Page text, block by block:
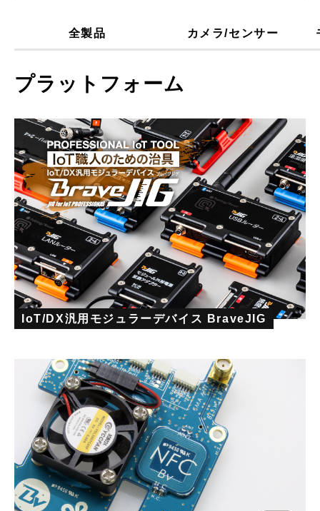
全製品 カメラ/センサー
プラットフォーム
IoT/DX汎用モジュラーデバイス BraveJIG